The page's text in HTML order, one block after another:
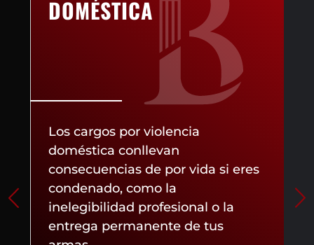
DOMÉSTICA
Los cargos por violencia
doméstica conllevan
consecuencias de por vida si eres
condenado, como la
inelegibilidad profesional o la
entrega permanente de tus